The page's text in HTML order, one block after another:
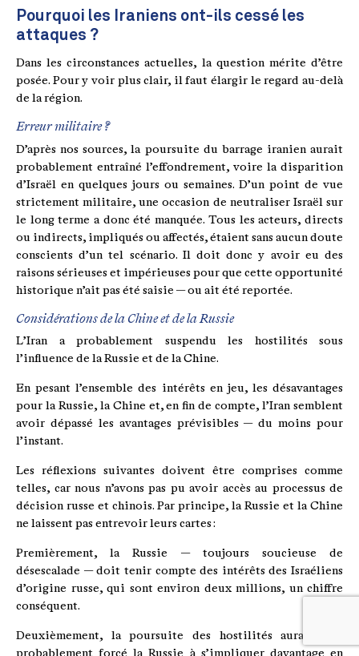
Pourquoi les Iraniens ont-ils cessé les
attaques ?
Dans les circonstances actuelles, la question mérite d’être
posée. Pour y voir plus clair, il faut élargir le regard au-delà
de la région.
Erreur militaire ?
D’après nos sources, la poursuite du barrage iranien aurait
probablement entraîné l’effondrement, voire la disparition
d’Israël en quelques jours ou semaines. D’un point de vue
strictement militaire, une occasion de neutraliser Israël sur
le long terme a donc été manquée. Tous les acteurs, directs
ou indirects, impliqués ou affectés, étaient sans aucun doute
conscients d’un tel scénario. Il doit donc y avoir eu des
raisons sérieuses et impérieuses pour que cette opportunité
historique n’ait pas été saisie — ou ait été reportée.
Considérations de la Chine et de la Russie
L’Iran a probablement suspendu les hostilités sous
l’influence de la Russie et de la Chine.
En pesant l’ensemble des intérêts en jeu, les désavantages
pour la Russie, la Chine et, en fin de compte, l’Iran semblent
avoir dépassé les avantages prévisibles — du moins pour
l’instant.
Les réflexions suivantes doivent être comprises comme
telles, car nous n’avons pas pu avoir accès au processus de
décision russe et chinois. Par principe, la Russie et la Chine
ne laissent pas entrevoir leurs cartes :
Premièrement, la Russie — toujours soucieuse de
désescalade — doit tenir compte des intérêts des Israéliens
d’origine russe, qui sont environ deux millions, un chiffre
conséquent.
Deuxièmement, la poursuite des hostilités aurait très
probablement forcé la Russie à s’impliquer davantage en